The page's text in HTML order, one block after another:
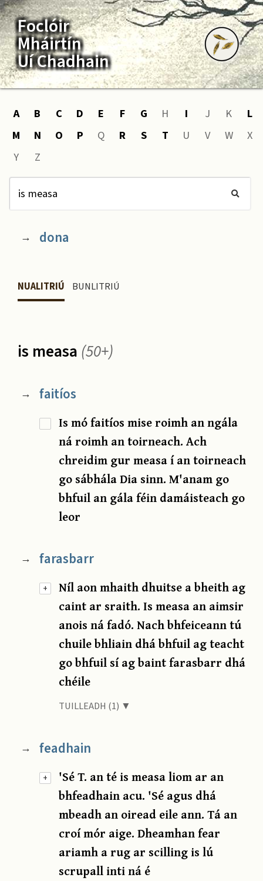
Foclóir
Mháirtín
Uí Chadhain
A B C D E F G H I J K
L
M
N O P Q R S T U V W
X
Y
Z
→ dona
NUALITRIÚ BUNLITRIÚ
is measa (50+)
→ faitíos
Is mó faitíos mise roimh an ngála
ná roimh an toirneach. Ach
chreidim gur measa í an toirneach
go sábhála Dia sinn. M'anam go
bhfuil an gála féin damáisteach go
leor
+
→ farasbarr
Níl aon mhaith dhuitse a bheith ag
caint ar sraith. Is measa an aimsir
anois ná fadó. Nach bhfeiceann tú
chuile bhliain dhá bhfuil ag teacht
go bhfuil sí ag baint farasbarr dhá
chéile
TUILLEADH (1) ▼
+
→ feadhain
'Sé T. an té is measa liom ar an
bhfeadhain acu. 'Sé agus dhá
mbeadh an oiread eile ann. Tá an
croí mór aige. Dheamhan fear
ariamh a rug ar scilling is lú
scrupall inti ná é